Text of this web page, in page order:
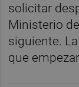
solicitar
Ministerio
siguiente.
que